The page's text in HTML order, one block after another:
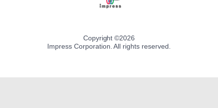
Copyright ©2026
Impress Corporation. All rights reserved.